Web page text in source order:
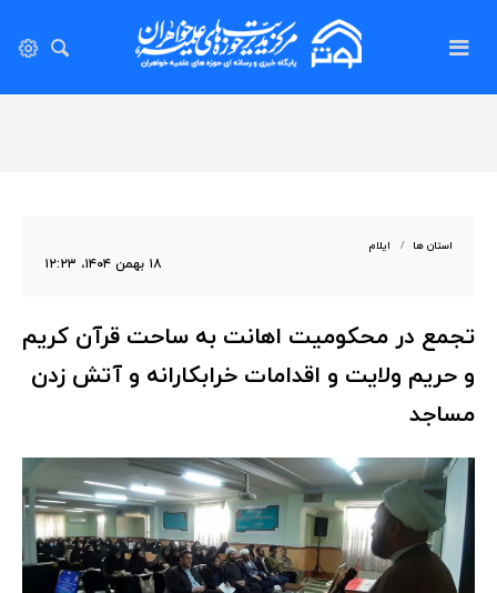
استان ها ایلام
۱۸ بهمن ۱۴۰۴، ۱۲:۲۳
تجمع در محکومیت اهانت به ساحت قرآن کریم
و حریم ولایت و اقدامات خرابکارانه و آتش زدن
مساجد